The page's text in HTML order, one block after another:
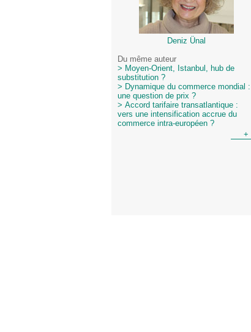
Deniz Ünal
Du même auteur
> Moyen-Orient, Istanbul, hub de
substitution ?
> Dynamique du commerce mondial :
une question de prix ?
> Accord tarifaire transatlantique :
vers une intensification accrue du
commerce intra-européen ?
+